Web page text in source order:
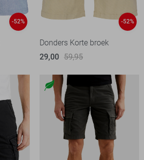
-52% -52%
Donders Korte broek
29,00 59,95